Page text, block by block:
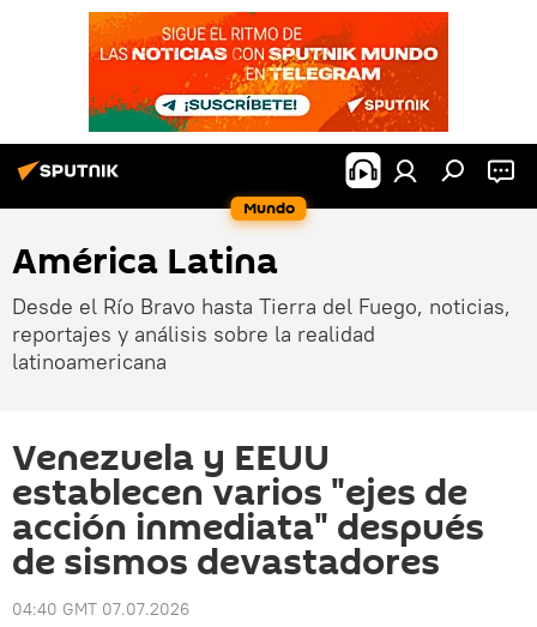
Mundo
América Latina
Desde el Río Bravo hasta Tierra del Fuego, noticias,
reportajes y análisis sobre la realidad
latinoamericana
Venezuela y EEUU
establecen varios "ejes de
acción inmediata" después
de sismos devastadores
04:40 GMT 07.07.2026